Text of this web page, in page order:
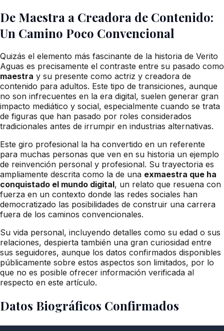
De Maestra a Creadora de Contenido:
Un Camino Poco Convencional
Quizás el elemento más fascinante de la historia de Verito
Aguas es precisamente el contraste entre su pasado como
maestra y su presente como actriz y creadora de
contenido para adultos. Este tipo de transiciones, aunque
no son infrecuentes en la era digital, suelen generar gran
impacto mediático y social, especialmente cuando se trata
de figuras que han pasado por roles considerados
tradicionales antes de irrumpir en industrias alternativas.
Este giro profesional la ha convertido en un referente
para muchas personas que ven en su historia un ejemplo
de reinvención personal y profesional. Su trayectoria es
ampliamente descrita como la de una exmaestra que ha
conquistado el mundo digital, un relato que resuena con
fuerza en un contexto donde las redes sociales han
democratizado las posibilidades de construir una carrera
fuera de los caminos convencionales.
Su vida personal, incluyendo detalles como su edad o sus
relaciones, despierta también una gran curiosidad entre
sus seguidores, aunque los datos confirmados disponibles
públicamente sobre estos aspectos son limitados, por lo
que no es posible ofrecer información verificada al
respecto en este artículo.
Datos Biográficos Confirmados